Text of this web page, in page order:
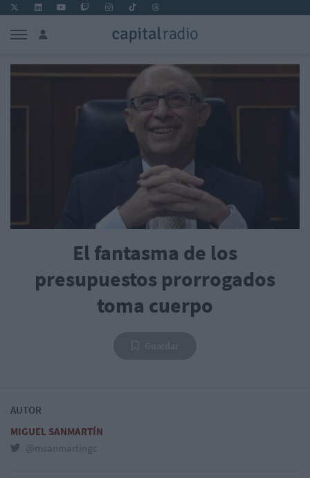
El fantasma de los
presupuestos prorrogados
toma cuerpo
AUTOR
MIGUEL SANMARTÍN
@msanmartingc